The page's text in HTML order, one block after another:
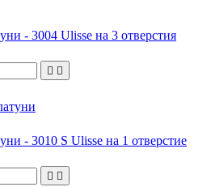
- 3004 Ulisse на 3 отверстия
 
- 3010 S Ulisse на 1 отверстие
 